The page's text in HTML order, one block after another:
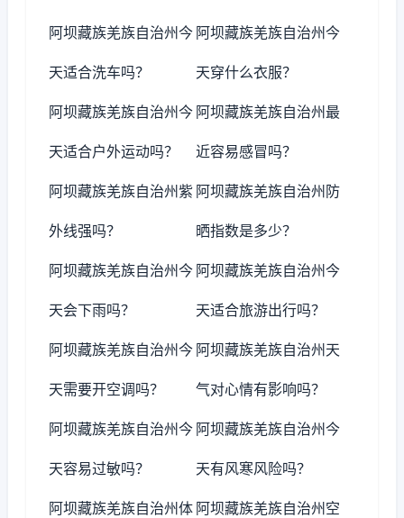
阿坝藏族羌族自治州今
天适合洗车吗？
阿坝藏族羌族自治州今
天穿什么衣服？
阿坝藏族羌族自治州今
天适合户外运动吗？
阿坝藏族羌族自治州最
近容易感冒吗？
阿坝藏族羌族自治州紫
外线强吗？
阿坝藏族羌族自治州防
晒指数是多少？
阿坝藏族羌族自治州今
天会下雨吗？
阿坝藏族羌族自治州今
天适合旅游出行吗？
阿坝藏族羌族自治州今
天需要开空调吗？
阿坝藏族羌族自治州天
气对心情有影响吗？
阿坝藏族羌族自治州今
天容易过敏吗？
阿坝藏族羌族自治州今
天有风寒风险吗？
阿坝藏族羌族自治州体 阿坝藏族羌族自治州空